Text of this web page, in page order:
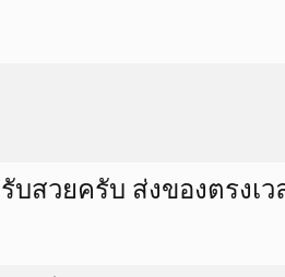
บสวยครับ ส่งของตรงเว